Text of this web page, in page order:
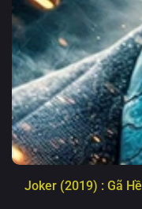
Joker (2019) : Gã Hề